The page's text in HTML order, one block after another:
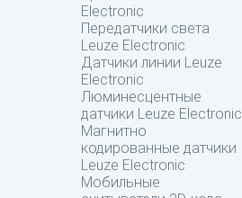
Electronic
Передатчики света
Leuze Electronic
Датчики линии Leuze
Electronic
Люминесцентные
датчики Leuze Electronic
Магнитно
кодированные датчики
Leuze Electronic
Мобильные